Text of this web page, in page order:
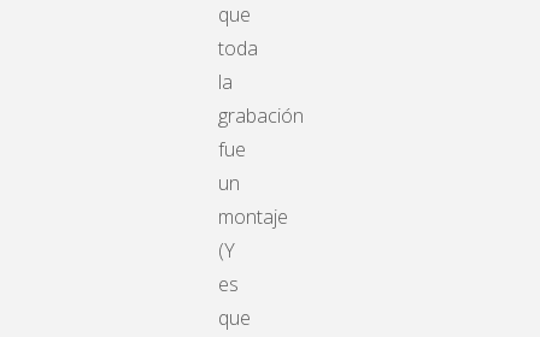
que
toda
la
grabación
fue
un
montaje
(Y
es
que